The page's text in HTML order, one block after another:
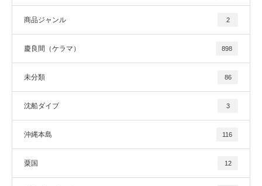
商品ジャンル 2
慶良間（ケラマ） 898
未分類 86
沈船ダイブ 3
沖縄本島 116
粟国 12